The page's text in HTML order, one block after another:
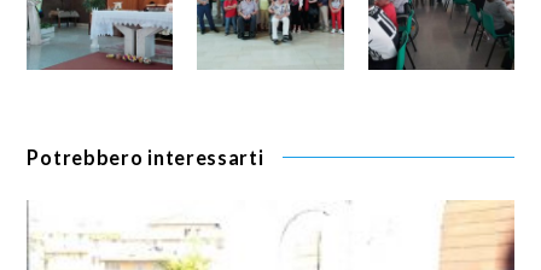
Potrebbero interessarti